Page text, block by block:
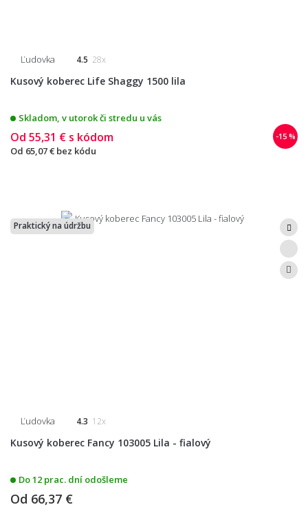
Ľudovka 4.5 28x
Kusový koberec Life Shaggy 1500 lila
Skladom, v utorok či stredu u vás
-15 %
Od 55,31 € s kódom
Od 65,07 € bez kódu
Praktický na údržbu
Ľudovka 4.3 12x
Kusový koberec Fancy 103005 Lila - fialový
Do 12 prac. dní odošleme
Od 66,37 €